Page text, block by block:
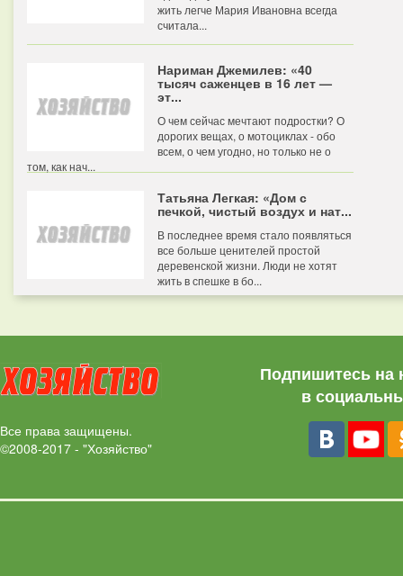
жить легче Мария Ивановна всегда
считала...
Нариман Джемилев: «40
тысяч саженцев в 16 лет —
эт...
О чем сейчас мечтают подростки? О
дорогих вещах, о мотоциклах - обо
всем, о чем угодно, но только не о
том, как нач...
Татьяна Легкая: «Дом с
печкой, чистый воздух и нат...
В последнее время стало появляться
все больше ценителей простой
деревенской жизни. Люди не хотят
жить в спешке в бо...
Все права защищены.
©2008-2017 - "Хозяйство"
Подпишитесь на
в